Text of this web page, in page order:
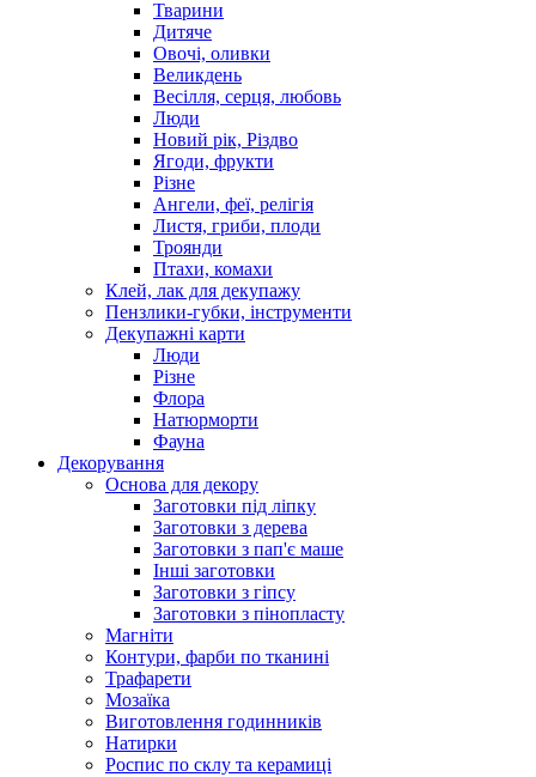
Тварини
Дитяче
Овочі, оливки
Великдень
Весілля, серця, любовь
Люди
Новий рік, Різдво
Ягоди, фрукти
Різне
Ангели, феї, релігія
Листя, гриби, плоди
Троянди
Птахи, комахи
Клей, лак для декупажу
Пензлики-губки, інструменти
Декупажні карти
Люди
Різне
Флора
Натюрморти
Фауна
Декорування
Основа для декору
Заготовки під ліпку
Заготовки з дерева
Заготовки з пап'є маше
Інші заготовки
Заготовки з гіпсу
Заготовки з пінопласту
Магніти
Контури, фарби по тканині
Трафарети
Мозаїка
Виготовлення годинників
Натирки
Роспис по склу та керамиці